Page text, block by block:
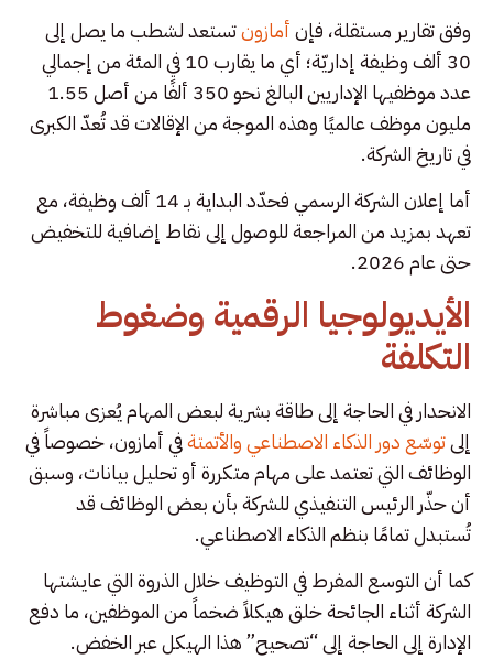
وفق تقارير مستقلة، فإنأمازونتستعد لشطب ما يصل إلى
30 ألف وظيفة إداريّة؛ أي ما يقارب 10 في المئة من إجمالي
عدد موظفيها الإداريين البالغ نحو 350 ألفًا من أصل 1.55
مليون موظف عالميًا وهذه الموجة من الإقالات قد تُعدّ الكبرى
في تاريخ الشركة.
أما إعلان الشركة الرسمي فحدّد البداية بـ 14 ألف وظيفة، مع
تعهد بمزيد من المراجعة للوصول إلى نقاط إضافية للتخفيض
حتى عام 2026.
الأيديولوجيا الرقمية وضغوط
التكلفة
الانحدار في الحاجة إلى طاقة بشرية لبعض المهام يُعزى مباشرة
إلىتوسّع دور الذكاء الاصطناعي والأتمتةفي أمازون، خصوصاً في
الوظائف التي تعتمد على مهام متكررة أو تحليل بيانات، وسبق
أن حذّر الرئيس التنفيذي للشركة بأن بعض الوظائف قد
تُستبدل تمامًا بنظم الذكاء الاصطناعي.
كما أن التوسع المفرط في التوظيف خلال الذروة التي عايشتها
الشركة أثناء الجائحة خلق هيكلاً ضخماً من الموظفين، ما دفع
الإدارة إلى الحاجة إلى “تصحيح” هذا الهيكل عبر الخفض.